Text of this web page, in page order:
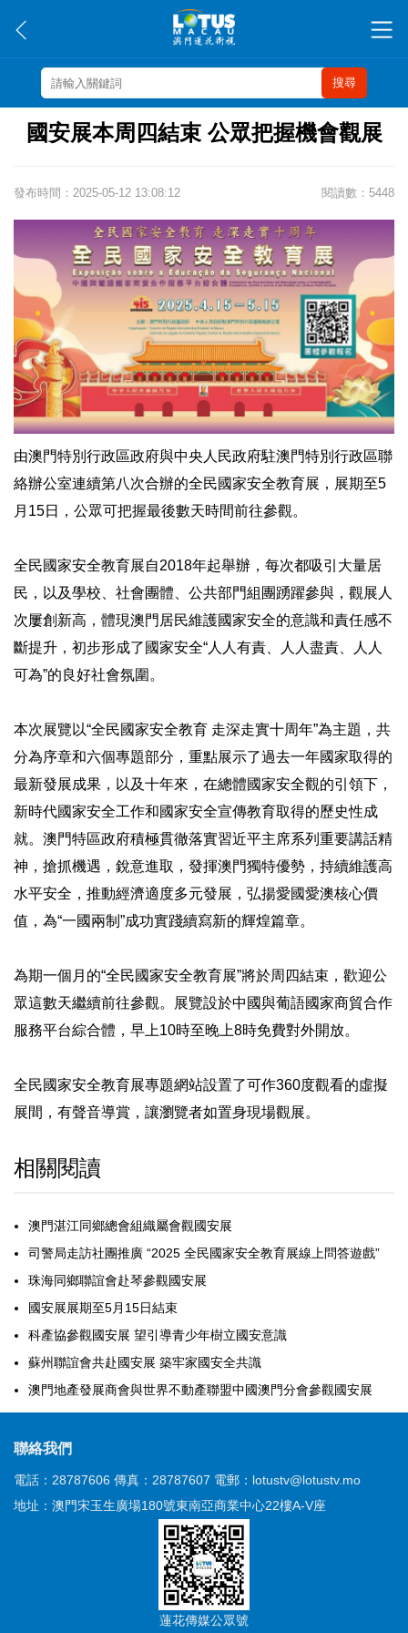
搜尋
國安展本周四結束 公眾把握機會觀展
發布時間：2025-05-12 13:08:12 閱讀數：5448
由澳門特別行政區政府與中央人民政府駐澳門特別行政區聯
絡辦公室連續第八次合辦的全民國家安全教育展，展期至5
月15日，公眾可把握最後數天時間前往參觀。
全民國家安全教育展自2018年起舉辦，每次都吸引大量居
民，以及學校、社會團體、公共部門組團踴躍參與，觀展人
次屢創新高，體現澳門居民維護國家安全的意識和責任感不
斷提升，初步形成了國家安全“人人有責、人人盡責、人人
可為”的良好社會氛圍。
本次展覽以“全民國家安全教育 走深走實十周年”為主題，共
分為序章和六個專題部分，重點展示了過去一年國家取得的
最新發展成果，以及十年來，在總體國家安全觀的引領下，
新時代國家安全工作和國家安全宣傳教育取得的歷史性成
就。澳門特區政府積極貫徹落實習近平主席系列重要講話精
神，搶抓機遇，銳意進取，發揮澳門獨特優勢，持續維護高
水平安全，推動經濟適度多元發展，弘揚愛國愛澳核心價
值，為“一國兩制”成功實踐續寫新的輝煌篇章。
為期一個月的“全民國家安全教育展”將於周四結束，歡迎公
眾這數天繼續前往參觀。展覽設於中國與葡語國家商貿合作
服務平台綜合體，早上10時至晚上8時免費對外開放。
全民國家安全教育展專題網站設置了可作360度觀看的虛擬
展間，有聲音導賞，讓瀏覽者如置身現場觀展。
相關閱讀
澳門湛江同鄉總會組織屬會觀國安展
司警局走訪社團推廣 “2025 全民國家安全教育展線上問答遊戲”
珠海同鄉聯誼會赴琴參觀國安展
國安展展期至5月15日結束
科產協參觀國安展 望引導青少年樹立國安意識
蘇州聯誼會共赴國安展 築牢家國安全共識
澳門地產發展商會與世界不動產聯盟中國澳門分會參觀國安展
聯絡我們
電話：28787606 傳真：28787607 電郵：lotustv@lotustv.mo
地址：澳門宋玉生廣場180號東南亞商業中心22樓A-V座
蓮花傳媒公眾號